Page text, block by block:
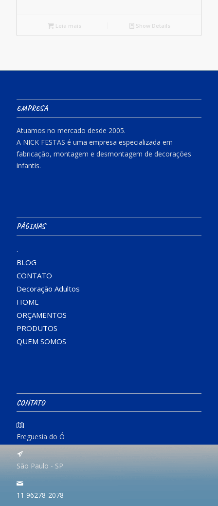
Leia mais Show Details
EMPRESA
Atuamos no mercado desde 2005.
A NICK FESTAS é uma empresa especializada em
fabricação, montagem e desmontagem de decorações
infantis.
PÁGINAS
.
BLOG
CONTATO
Decoração Adultos
HOME
ORÇAMENTOS
PRODUTOS
QUEM SOMOS
CONTATO
Freguesia do Ó
São Paulo - SP
11 96278-2078